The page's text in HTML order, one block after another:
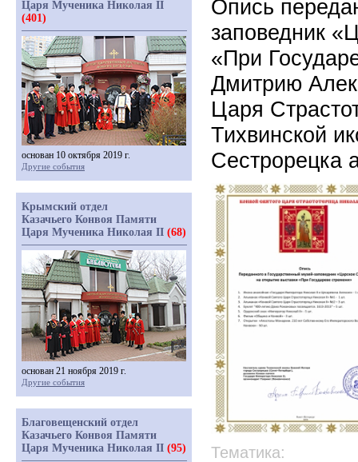
Опись
заповедник
«При
Дмитрию
Царя
Тихвинской
Сестрорецка
Тематика:
Царя Мученика Николая II
(401)
основан 10 октября 2019 г.
Другие события
Крымский отдел
Казачьего Конвоя Памяти
Царя Мученика Николая II (68)
основан 21 ноября 2019 г.
Другие события
Благовещенский отдел
Казачьего Конвоя Памяти
Царя Мученика Николая II (95)